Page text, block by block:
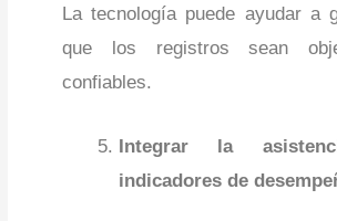
La tecnología puede ayudar a
que los registros sean
confiables.
Integrar la
indicadores de